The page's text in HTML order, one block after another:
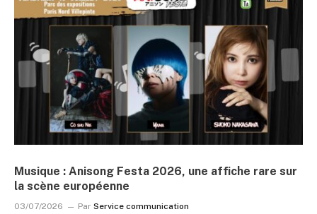
Musique : Anisong Festa 2026, une affiche rare sur
la scène européenne
03/07/2026 Par Service communication